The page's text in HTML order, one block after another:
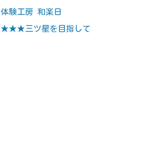
体験工房 和楽日
★★★三ツ星を目指して